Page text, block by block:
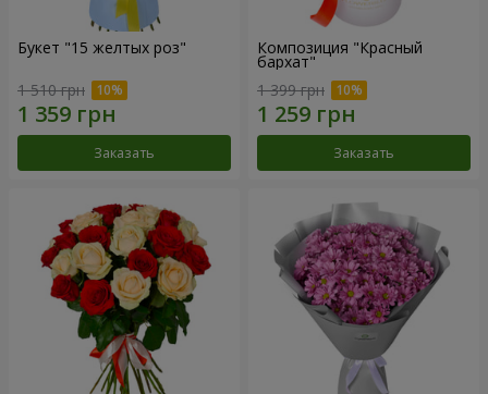
Букет "15 желтых роз"
1 510 грн
Заказать
Композиция "Красный
бархат"
1 399 грн
Заказать